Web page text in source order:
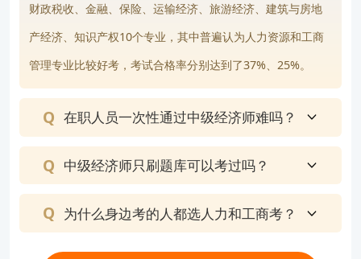
金融：货币银行学、金融市场、风险管理等，计算题
占比20%25%，通过率约20%。
财政税收：税收制度、财政预算、国有资产管理等，
计算题占比25%30%，通过率约18%。
题型：60道单选题（每题1分）、20道多选题（每题
2分）及20道案例分析题（每题2分），满分140分，
合格线84分。
案例分析题为不定项选择题，得分规则与多选题一
财政税收、金融、保险、运输经济、旅游经济、建筑与房地
产经济、知识产权10个专业，其中普遍认为人力资源和工商
管理专业比较好考，考试合格率分别达到了37%、25%。
在职人员一次性通过中级经济师难吗？
中级经济师只刷题库可以考过吗？
为什么身边考的人都选人力和工商考？